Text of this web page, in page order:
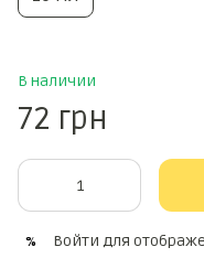
В наличии
72 грн
% Войти для